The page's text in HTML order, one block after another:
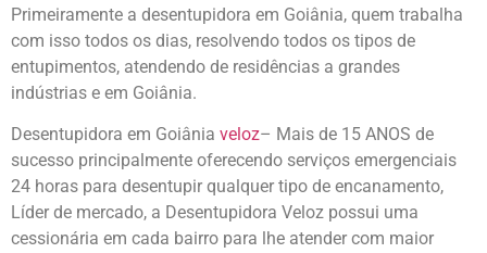
Primeiramente a desentupidora em Goiânia, quem trabalha
com isso todos os dias, resolvendo todos os tipos de
entupimentos, atendendo de residências a grandes
indústrias e em Goiânia.
Desentupidora em Goiânia veloz– Mais de 15 ANOS de
sucesso principalmente oferecendo serviços emergenciais
24 horas para desentupir qualquer tipo de encanamento,
Líder de mercado, a Desentupidora Veloz possui uma
cessionária em cada bairro para lhe atender com maior